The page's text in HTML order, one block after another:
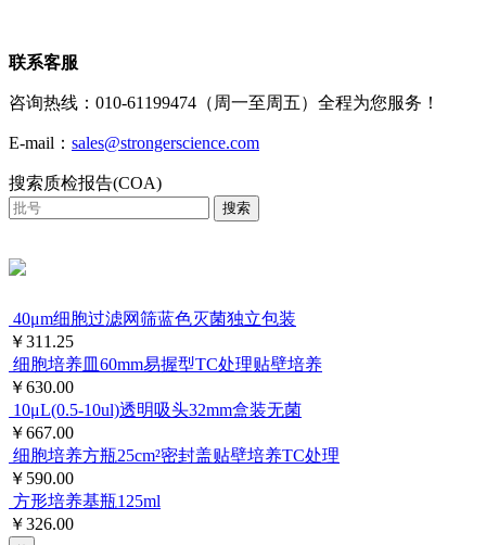
联系客服
咨询热线：010-61199474（周一至周五）全程为您服务！
E-mail： sales@strongerscience.com
搜索质检报告(COA)
搜索
40μm细胞过滤网筛蓝色灭菌独立包装
￥311.25
细胞培养皿60mm易握型TC处理贴壁培养
￥630.00
10μL(0.5-10ul)透明吸头32mm盒装无菌
￥667.00
细胞培养方瓶25cm²密封盖贴壁培养TC处理
￥590.00
方形培养基瓶125ml
￥326.00